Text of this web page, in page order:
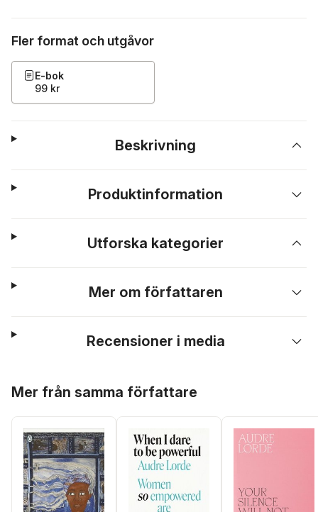
Fler format och utgåvor
E-bok
99 kr
Beskrivning
Produktinformation
Utforska kategorier
Mer om författaren
Recensioner i media
Mer från samma författare